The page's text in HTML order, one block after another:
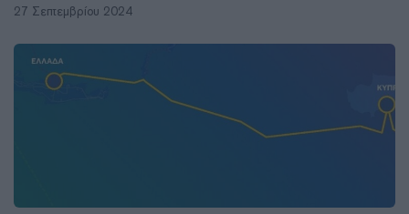
27 Σεπτεμβρίου 2024